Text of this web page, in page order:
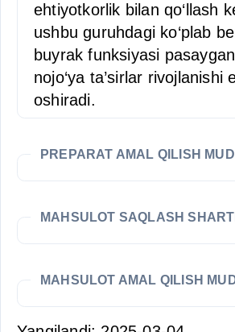
ehtiyotkorlik bilan qo‘llash
ushbu guruhdagi ko‘plab
buyrak funksiyasi
nojo‘ya ta’sirlar rivojlanishi
oshiradi.
PREPARAT AMAL QILISH
MAHSULOT SAQLASH
MAHSULOT AMAL QILISH